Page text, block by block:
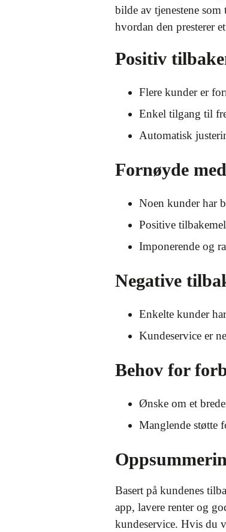
bilde av tjenestene
hvordan den presterer
Positiv
Flere kunder er
Enkel tilgang til
Automatisk
Fornøyde
Noen kunder har
Positive
Imponerende og
Negative
Enkelte kunder
Kundeservice er
Behov for
Ønske om et
Manglende støtte
Basert på kundenes
app, lavere renter og
kundeservice. Hvis du